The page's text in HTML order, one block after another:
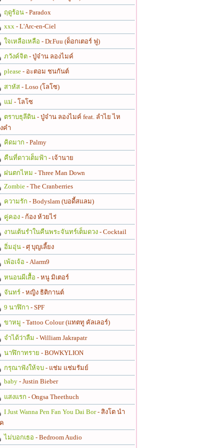
ฤดูร้อน - Paradox
xxx - L'Arc-en-Ciel
ใจเหลือเหลือ - Dr.Fuu (ด็อกเตอร์ ฟู)
ภวังค์จิต - ปู่จ๋าน ลองไมค์
please - อะตอม ชนกันต์
สาหัส - Loso (โลโซ)
แม่ - โลโซ
ตราบธุลีดิน - ปู่จ๋าน ลองไมค์ feat. ลำไย ไห
คำ
คิดมาก - Palmy
คืนที่ดาวเต็มฟ้า - เจ้านาย
ฝนตกไหม - Three Man Down
Zombie - The Cranberries
ความรัก - Bodyslam (บอดี้สแลม)
คู่คอง - ก้อง ห้วยไร่
งานเต้นรำในคืนพระจันทร์เต็มดวง - Cocktail
อิ่มอุ่น - ศุ บุญเลี้ยง
เพ้อเจ้อ - Alarm9
หนอนผีเสื้อ - หนู มิเตอร์
จันทร์ - หญิง ธิติกานต์
9 นาฬิกา - SPF
ขาหมู - Tattoo Colour (แทตทู คัลเลอร์)
จำได้ว่าลืม - William Jakrapatr
นาฬิกาทราย - BOWKYLION
กรุณาฟังให้จบ - แช่ม แช่มรัมย์
baby - Justin Bieber
แสงแรก - Ongsa Theethuch
I Just Wanna Pen Fan You Dai Bor- สิงโต นำ
ไม่บอกเธอ - Bedroom Audio